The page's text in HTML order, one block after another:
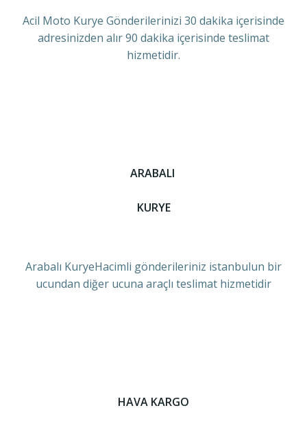
Acil Moto Kurye Gönderilerinizi 30 dakika içerisinde
adresinizden alır 90 dakika içerisinde teslimat
hizmetidir.
ARABALI
KURYE
Arabalı KuryeHacimli gönderileriniz istanbulun bir
ucundan diğer ucuna araçlı teslimat hizmetidir
HAVA KARGO